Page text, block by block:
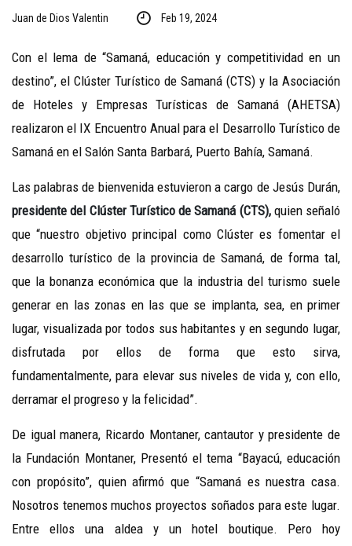
Juan de Dios Valentin Feb 19, 2024
Con el lema de “Samaná, educación y competitividad en un
destino”, el Clúster Turístico de Samaná (CTS) y la Asociación
de Hoteles y Empresas Turísticas de Samaná (AHETSA)
realizaron el IX Encuentro Anual para el Desarrollo Turístico de
Samaná en el Salón Santa Barbará, Puerto Bahía, Samaná.
Las palabras de bienvenida estuvieron a cargo de Jesús Durán,
presidente del Clúster Turístico de Samaná (CTS), quien señaló
que “nuestro objetivo principal como Clúster es fomentar el
desarrollo turístico de la provincia de Samaná, de forma tal,
que la bonanza económica que la industria del turismo suele
generar en las zonas en las que se implanta, sea, en primer
lugar, visualizada por todos sus habitantes y en segundo lugar,
disfrutada por ellos de forma que esto sirva,
fundamentalmente, para elevar sus niveles de vida y, con ello,
derramar el progreso y la felicidad”.
De igual manera, Ricardo Montaner, cantautor y presidente de
la Fundación Montaner, Presentó el tema “Bayacú, educación
con propósito”, quien afirmó que “Samaná es nuestra casa.
Nosotros tenemos muchos proyectos soñados para este lugar.
Entre ellos una aldea y un hotel boutique. Pero hoy